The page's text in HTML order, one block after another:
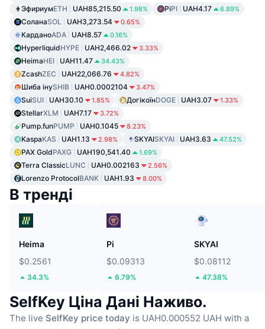
ЭфириумETH UAH85,215.50 1.98% PiPI UAH4.17 6.89%
СоланаSOL UAH3,273.54 0.65%
КарданоADA UAH8.57 0.16%
HyperliquidHYPE UAH2,466.02 3.33%
HeimaHEI UAH11.47 34.43%
ZcashZEC UAH22,066.76 4.82%
Шиба інуSHIB UAH0.0002104 3.47%
SuiSUI UAH30.10 1.85% ДогікоїнDOGE UAH3.07 1.33%
StellarXLM UAH7.17 3.72%
Pump.funPUMP UAH0.1045 8.23%
KaspaKAS UAH1.13 2.98% SKYAISKYAI UAH3.63 47.52%
PAX GoldPAXG UAH190,541.40 1.69%
Terra ClassicLUNC UAH0.002163 2.56%
Lorenzo ProtocolBANK UAH1.93 8.00%
В тренді
Heima
$0.2561
34.3%
Pi
$0.09313
6.79%
SKYAI
$0.08112
47.38%
SelfKey Ціна Дані Наживо.
The live SelfKey price today is UAH0.000552 UAH with a